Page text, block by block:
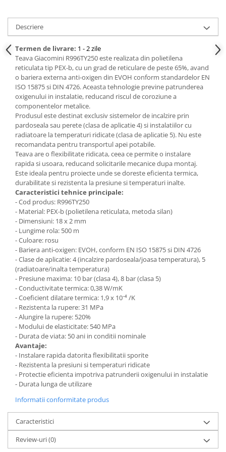
Descriere
Termen de livrare: 1 - 2 zile
Teava Giacomini R996TY250 este realizata din polietilena
reticulata tip PEX-b, cu un grad de reticulare de peste 65%, avand
o bariera externa anti-oxigen din EVOH conform standardelor EN
ISO 15875 si DIN 4726. Aceasta tehnologie previne patrunderea
oxigenului in instalatie, reducand riscul de coroziune a
componentelor metalice.
Produsul este destinat exclusiv sistemelor de incalzire prin
pardoseala sau perete (clasa de aplicatie 4) si instalatiilor cu
radiatoare la temperaturi ridicate (clasa de aplicatie 5). Nu este
recomandata pentru transportul apei potabile.
Teava are o flexibilitate ridicata, ceea ce permite o instalare
rapida si usoara, reducand solicitarile mecanice dupa montaj.
Este ideala pentru proiecte unde se doreste eficienta termica,
durabilitate si rezistenta la presiune si temperaturi inalte.
Caracteristici tehnice principale:
- Cod produs: R996TY250
- Material: PEX-b (polietilena reticulata, metoda silan)
- Dimensiuni: 18 x 2 mm
- Lungime rola: 500 m
- Culoare: rosu
- Bariera anti-oxigen: EVOH, conform EN ISO 15875 si DIN 4726
- Clase de aplicatie: 4 (incalzire pardoseala/joasa temperatura), 5
(radiatoare/inalta temperatura)
- Presiune maxima: 10 bar (clasa 4), 8 bar (clasa 5)
- Conductivitate termica: 0,38 W/mK
- Coeficient dilatare termica: 1,9 x 10⁻⁴ /K
- Rezistenta la rupere: 31 MPa
- Alungire la rupere: 520%
- Modului de elasticitate: 540 MPa
- Durata de viata: 50 ani in conditii nominale
Avantaje:
- Instalare rapida datorita flexibilitatii sporite
- Rezistenta la presiuni si temperaturi ridicate
- Protectie eficienta impotriva patrunderii oxigenului in instalatie
- Durata lunga de utilizare
Informatii conformitate produs
Caracteristici
Review-uri(0)